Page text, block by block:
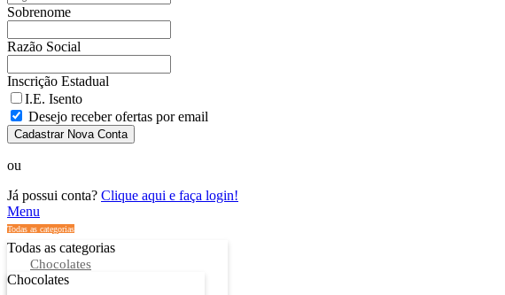
Sobrenome
Razão Social
Inscrição Estadual
I.E. Isento
Desejo receber ofertas por email
Cadastrar Nova Conta
ou
Já possui conta? Clique aqui e faça login!
Menu
Todas as categorias
Todas as categorias
Chocolates
Chocolates